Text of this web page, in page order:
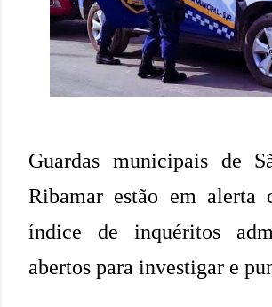
Guardas municipais de
Ribamar estão em alerta
índice de inquéritos
abertos para investigar e